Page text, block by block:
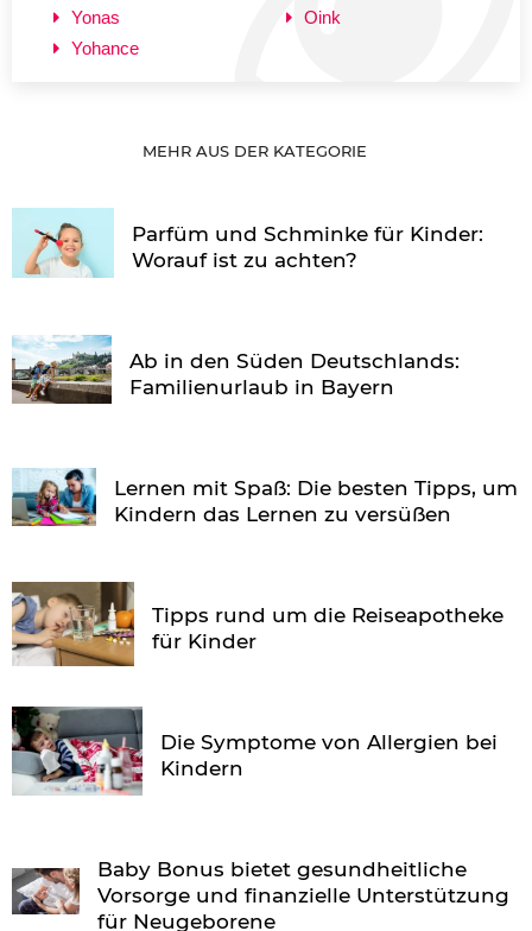
Yonas
Yohance
Oink
MEHR AUS DER KATEGORIE
Parfüm und Schminke für Kinder:
Worauf ist zu achten?
Ab in den Süden Deutschlands:
Familienurlaub in Bayern
Lernen mit Spaß: Die besten Tipps, um
Kindern das Lernen zu versüßen
Tipps rund um die Reiseapotheke
für Kinder
Die Symptome von Allergien bei
Kindern
Baby Bonus bietet gesundheitliche
Vorsorge und finanzielle Unterstützung
für Neugeborene